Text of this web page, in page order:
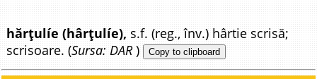
hărțulíe (hârțulíe), s.f. (reg., înv.) hârtie scrisă;
scrisoare. (Sursa: DAR) Copy to clipboard